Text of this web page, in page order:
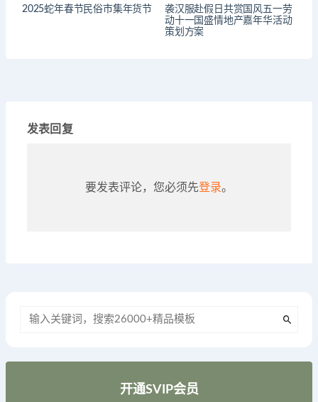
2025蛇年春节民俗市集年货节
袭汉服赴假日共赏国风五一劳
动十一国盛情地产嘉年华活动
策划方案
发表回复
要发表评论，您必须先登录。
开通SVIP会员